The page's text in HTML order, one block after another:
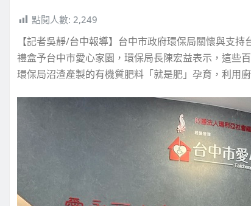
點閱人數: 2,249
【記者吳靜/台中報導】台中市政府環保局關懷與支
禮盒予台中市愛心家園，環保局長陳宏益表示，這些
環保局沼渣產製的有機質肥料「就是肥」孕育，利用